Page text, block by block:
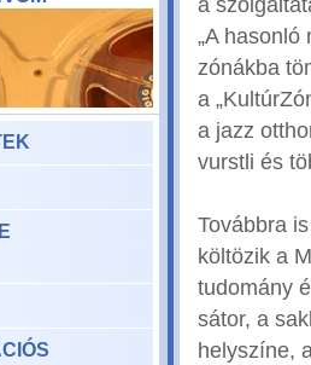
a
„A hasonló
zónákba
a
a jazz
vurstli és
Továbbra
költözik a
tudomány
sátor, a
helyszíne,